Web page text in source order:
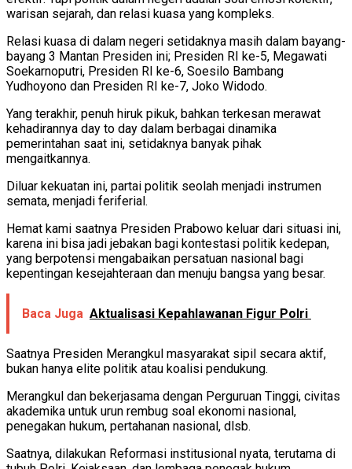
warisan sejarah, dan relasi kuasa yang kompleks.
Relasi kuasa di dalam negeri setidaknya masih dalam bayang-
bayang 3 Mantan Presiden ini; Presiden RI ke-5, Megawati
Soekarnoputri, Presiden RI ke-6, Soesilo Bambang
Yudhoyono dan Presiden RI ke-7, Joko Widodo.
Yang terakhir, penuh hiruk pikuk, bahkan terkesan merawat
kehadirannya day to day dalam berbagai dinamika
pemerintahan saat ini, setidaknya banyak pihak
mengaitkannya.
Diluar kekuatan ini, partai politik seolah menjadi instrumen
semata, menjadi feriferial.
Hemat kami saatnya Presiden Prabowo keluar dari situasi ini,
karena ini bisa jadi jebakan bagi kontestasi politik kedepan,
yang berpotensi mengabaikan persatuan nasional bagi
kepentingan kesejahteraan dan menuju bangsa yang besar.
Baca Juga Aktualisasi Kepahlawanan Figur Polri
Saatnya Presiden Merangkul masyarakat sipil secara aktif,
bukan hanya elite politik atau koalisi pendukung.
Merangkul dan bekerjasama dengan Perguruan Tinggi, civitas
akademika untuk urun rembug soal ekonomi nasional,
penegakan hukum, pertahanan nasional, dlsb.
Saatnya, dilakukan Reformasi institusional nyata, terutama di